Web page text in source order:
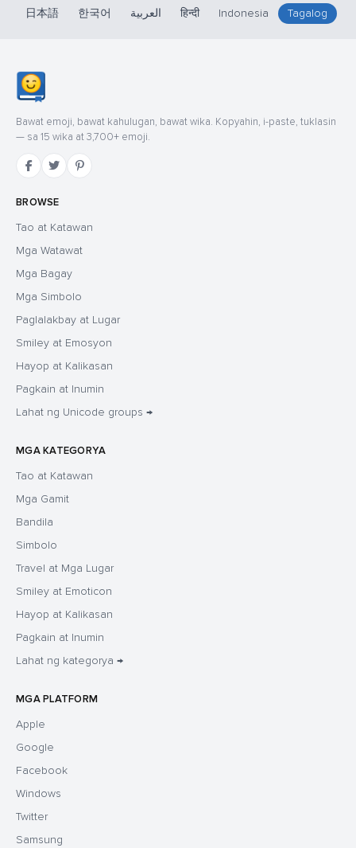
日本語
한국어 العربية हिन्दी Indonesia Tagalog
Bawat emoji, bawat kahulugan, bawat wika. Kopyahin, i-paste, tuklasin
— sa 15 wika at 3,700+ emoji.
BROWSE
Tao at Katawan
Mga Watawat
Mga Bagay
Mga Simbolo
Paglalakbay at Lugar
Smiley at Emosyon
Hayop at Kalikasan
Pagkain at Inumin
Lahat ng Unicode groups →
MGA KATEGORYA
Tao at Katawan
Mga Gamit
Bandila
Simbolo
Travel at Mga Lugar
Smiley at Emoticon
Hayop at Kalikasan
Pagkain at Inumin
Lahat ng kategorya →
MGA PLATFORM
Apple
Google
Facebook
Windows
Twitter
Samsung